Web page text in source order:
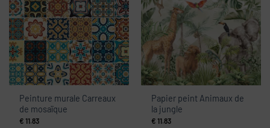
Peinture murale Carreaux
de mosaïque
€ 11.83
Papier peint Animaux de
la jungle
€ 11.83